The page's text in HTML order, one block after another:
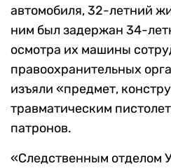
автомобиля, 32-летний
ним был задержан 34-
осмотра их машины
правоохранительных
изъяли «предмет,
травматическим
патронов.
«Следственным отделом